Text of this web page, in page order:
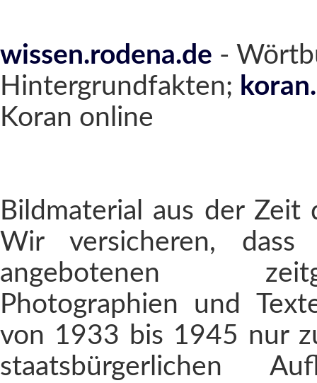
wissen.rodena.de -
Hintergrundfakten;
Koran online
Bildmaterial aus der Zeit
Wir versicheren,
angebotenen
Photographien und
von 1933 bis 1945 nur
staatsbürgerlichen